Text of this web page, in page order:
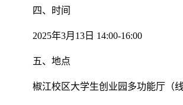
四、时间
2025年3月13日 14:00-16:00
五、地点
椒江校区大学生创业园多功能厅（线